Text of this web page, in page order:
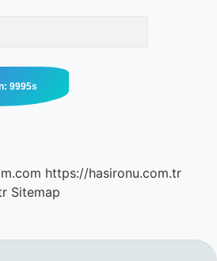
https://hasironu.com.tr
Sitemap